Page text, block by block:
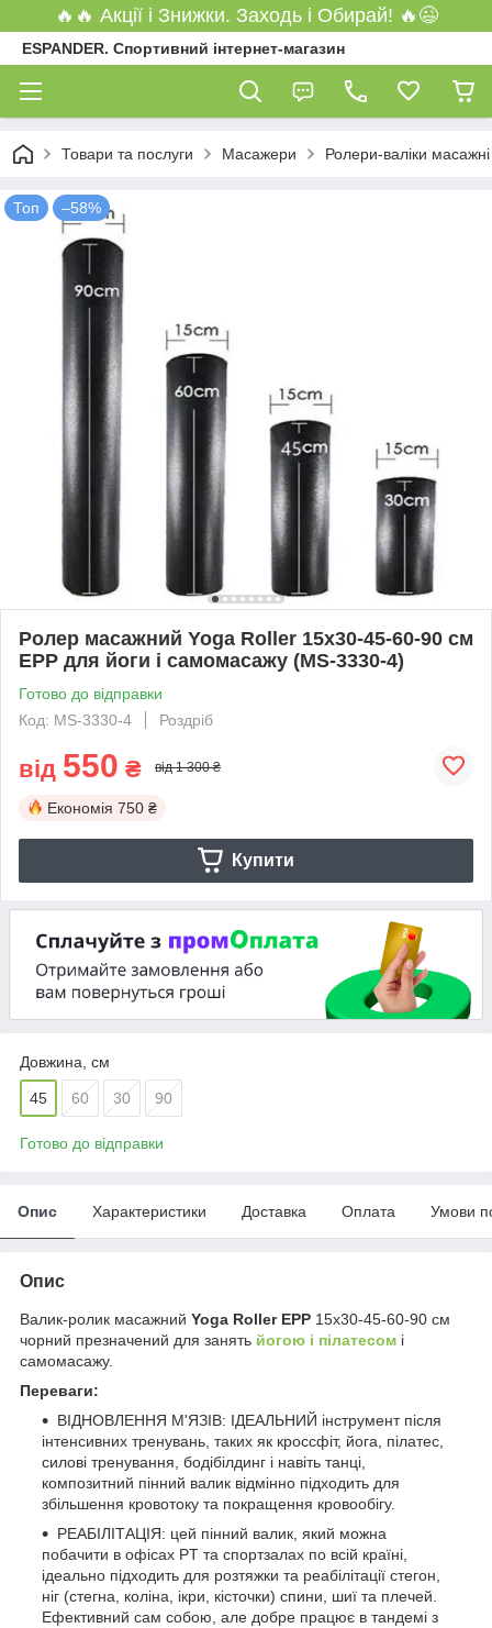
🔥🔥 Акції і Знижки. Заходь і Обирай! 🔥😉
ESPANDER. Спортивний інтернет-магазин
Товари та послуги Масажери Ролери-валіки масажні
Топ –58%
Ролер масажний Yoga Roller 15x30-45-60-90 см
EPP для йоги і самомасажу (MS-3330-4)
Готово до відправки
Код: MS-3330-4
Роздріб
від 550 ₴ від 1 300 ₴
Економія 750 ₴
Купити
Довжина, см
45 60 30 90
Готово до відправки
Опис Характеристики Доставка Оплата Умови
Опис
Валик-ролик масажний Yoga Roller EPP 15x30-45-60-90 см
чорний презначений для занять йогою і пілатесом і
самомасажу.
Переваги:
ВІДНОВЛЕННЯ М'ЯЗІВ: ІДЕАЛЬНИЙ інструмент після
інтенсивних тренувань, таких як кроссфіт, йога, пілатес,
силові тренування, бодібілдинг і навіть танці,
композитний пінний валик відмінно підходить для
збільшення кровотоку та покращення кровообігу.
РЕАБІЛІТАЦІЯ: цей пінний валик, який можна
побачити в офісах PT та спортзалах по всій країні,
ідеально підходить для розтяжки та реабілітації стегон,
ніг (стегна, коліна, ікри, кісточки) спини, шиї та плечей.
Ефективний сам собою, але добре працює в тандемі з